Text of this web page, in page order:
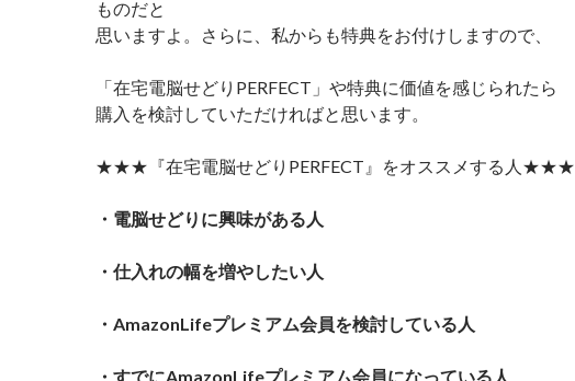
ものだと
思いますよ。さらに、私からも特典をお付けしますので、
「在宅電脳せどりPERFECT」や特典に価値を感じられたら
購入を検討していただければと思います。
★★★『在宅電脳せどりPERFECT』をオススメする人★★★
・電脳せどりに興味がある人
・仕入れの幅を増やしたい人
・AmazonLifeプレミアム会員を検討している人
・すでにAmazonLifeプレミアム会員になっている人